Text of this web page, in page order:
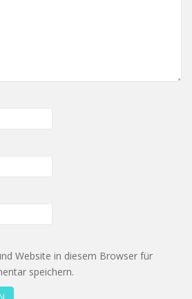
Website in diesem Browser für
speichern.